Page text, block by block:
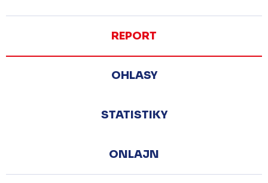
REPORT
OHLASY
STATISTIKY
ONLAJN